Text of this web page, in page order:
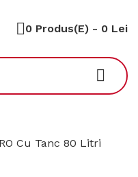
0 Produs(e) - 0 Lei
Cu Tanc 80 Litri